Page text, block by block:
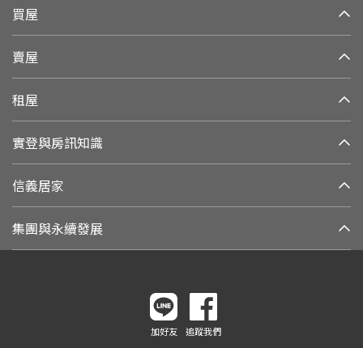
買屋
賣屋
租屋
實登與房訊知識
信義居家
集團與永續發展
加好友 追蹤我們